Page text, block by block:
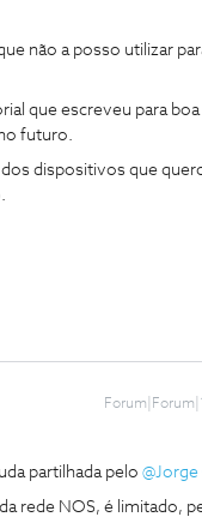
não a posso utilizar
que escreveu para boa
futuro.
dispositivos que
partilhada pelo @Jorge
rede NOS, é limitado,